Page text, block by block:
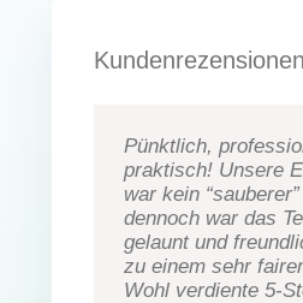
Kundenrezensionen
Pünktlich,
praktisch! Unsere
war kein
dennoch war das
gelaunt und
zu einem sehr
Wohl verdiente 5-